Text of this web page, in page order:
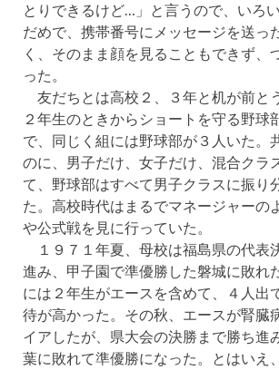
とりできるけど…」と言うので、いろ
だめで、携帯番号にメッセージを送っ
く、そのまま顔を見ることもできず、
った。
友だちとは高校２、３年と机が前と
２年生のときからショートを守る野球
で、同じく組には野球部が３人いた。
のに、男子だけ、女子だけ、混合クラ
て、野球部はすべて男子クラスに振り
た。高校時代はまるでマネージャーの
や公式戦を見に行っていた。
１９７１年夏、母校は福島県の代表
進み、甲子園で準優勝した磐城に敗れ
には２年生がエースを含めて、４人出
待が高かった。その秋、エースが腎臓
イアしたが、県大会の決勝まで勝ち進
葉に敗れて準優勝になった。とはいえ